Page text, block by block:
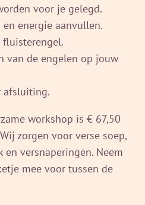
voor je gelegd.
energie aanvullen.
fluisterengel.
van de engelen op jouw
afsluiting.
workshop is € 67,50
zorgen voor verse soep,
versnaperingen. Neem
mee voor tussen de